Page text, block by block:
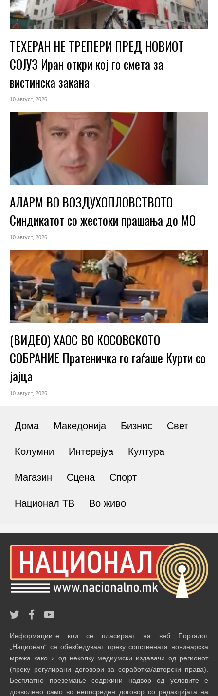
ТЕХЕРАН НЕ ТРЕПЕРИ ПРЕД НОВИОТ
СОЈУЗ Иран откри кој го смета за
вистинска закана
10 август, 2026
АЛАРМ ВО ВОЗДУХОПЛОВСТВОТО
Синдикатот со жестоки прашања до МО
10 август, 2026
(ВИДЕО) ХАОС ВО КОСОВСКОТО
СОБРАНИЕ Пратеничка го гаѓаше Курти со
јајца
10 август, 2026
Дома Македонија Бизнис Свет
Колумни Интервјуа Култура
Магазин Сцена Спорт
Национал ТВ Во живо
Информациите кои се пласираат на веб Порталот
„Национал“ се обезбедуваат преку сопствената новинарска
мрежа како и од неколку медиумски издавачи од регионот
(преку регулирани договори за соработка/авторски права).
Бесплатно преземање содржини надвор од условите е
дозволено само во непосреден договор со редакцијата на